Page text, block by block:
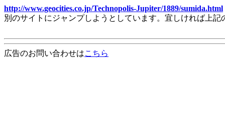
http://www.geocities.co.jp/Technopolis-Jupiter/1889/sumida.html
別のサイトにジャンプしようとしています。宜しければ上
広告のお問い合わせはこちら